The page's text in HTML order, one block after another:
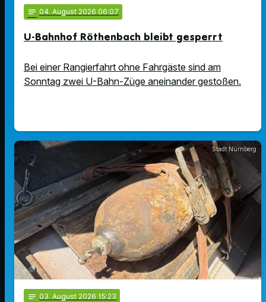
notes 04. August 2026 06:07
U-Bahnhof Röthenbach bleibt gesperrt
Bei einer Rangierfahrt ohne Fahrgäste sind am
Sonntag zwei U-Bahn-Züge aneinander gestoßen.
Stadt Nürnberg
notes 03. August 2026 15:23